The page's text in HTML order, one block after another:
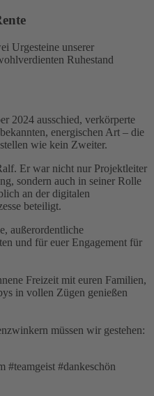
Urgesteine unserer
Ruhestand
2024 ausschied, verkörperte
energischen Art – die
wie kein Zweiter.
Er war nicht nur Projektleiter
sondern auch in seiner Rolle
an der digitalen
beteiligt.
außerordentliche
und für euer Engagement für
Freizeit mit euren Familien,
in vollen Zügen genießen
müssen wir gestehen:
#teamgeist #dankeschön